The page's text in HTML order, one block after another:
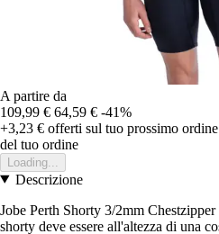
A partire da
109,99 € 64,59 € -41%
+3,23 € offerti sul tuo prossimo ordine
del tuo ordine
Loading...
Descrizione
Jobe Perth Shorty 3/2mm
shorty deve essere all'altezza di una